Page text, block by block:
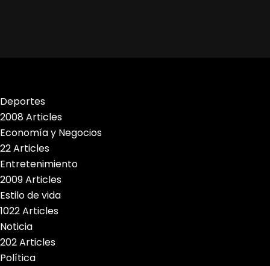
Deportes
2008 Articles
Economía y Negocios
22 Articles
Entretenimiento
2009 Articles
Estilo de vida
1022 Articles
Noticia
202 Articles
Política